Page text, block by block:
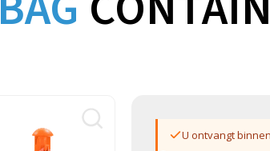
U ontvangt binnen